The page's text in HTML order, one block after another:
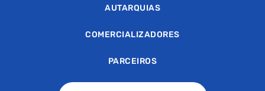
AUTARQUIAS
COMERCIALIZADORES
PARCEIROS